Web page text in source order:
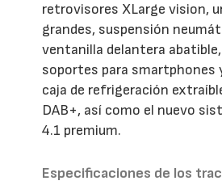
retrovisores XLarge vision,
grandes, suspensión
ventanilla delantera
soportes para smartphones
caja de refrigeración
DAB+, así como el nuevo
4.1 premium.
Especificaciones de los